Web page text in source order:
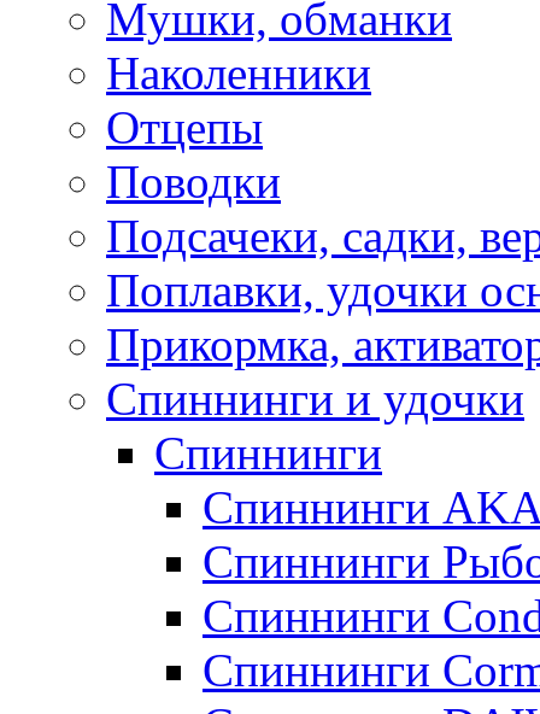
Мушки, обманки
Наколенники
Отцепы
Поводки
Подсачеки, садки,
Поплавки, удочки
Прикормка,
Спиннинги и удочки
Спиннинги
Спиннинги
Спиннинги
Спиннинги
Спиннинги